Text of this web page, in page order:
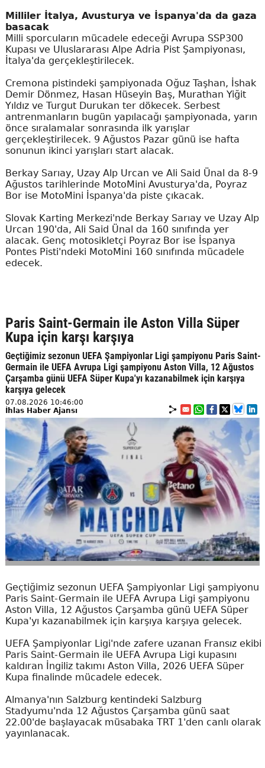
Milliler İtalya, Avusturya ve İspanya'da da gaza
basacak
Milli sporcuların mücadele edeceği Avrupa SSP300
Kupası ve Uluslararası Alpe Adria Pist Şampiyonası,
İtalya'da gerçekleştirilecek.
Cremona pistindeki şampiyonada Oğuz Taşhan, İshak
Demir Dönmez, Hasan Hüseyin Baş, Murathan Yiğit
Yıldız ve Turgut Durukan ter dökecek. Serbest
antrenmanların bugün yapılacağı şampiyonada, yarın
önce sıralamalar sonrasında ilk yarışlar
gerçekleştirilecek. 9 Ağustos Pazar günü ise hafta
sonunun ikinci yarışları start alacak.
Berkay Sarıay, Uzay Alp Urcan ve Ali Said Ünal da 8-9
Ağustos tarihlerinde MotoMini Avusturya'da, Poyraz
Bor ise MotoMini İspanya'da piste çıkacak.
Slovak Karting Merkezi'nde Berkay Sarıay ve Uzay Alp
Urcan 190'da, Ali Said Ünal da 160 sınıfında yer
alacak. Genç motosikletçi Poyraz Bor ise İspanya
Pontes Pisti'ndeki MotoMini 160 sınıfında mücadele
edecek.
Paris Saint-Germain ile Aston Villa Süper
Kupa için karşı karşıya
Geçtiğimiz sezonun UEFA Şampiyonlar Ligi şampiyonu Paris Saint-
Germain ile UEFA Avrupa Ligi şampiyonu Aston Villa, 12 Ağustos
Çarşamba günü UEFA Süper Kupa'yı kazanabilmek için karşıya
karşıya gelecek
07.08.2026 10:46:00
İhlas Haber Ajansı
Geçtiğimiz sezonun UEFA Şampiyonlar Ligi şampiyonu
Paris Saint-Germain ile UEFA Avrupa Ligi şampiyonu
Aston Villa, 12 Ağustos Çarşamba günü UEFA Süper
Kupa'yı kazanabilmek için karşıya karşıya gelecek.
UEFA Şampiyonlar Ligi'nde zafere uzanan Fransız ekibi
Paris Saint-Germain ile UEFA Avrupa Ligi kupasını
kaldıran İngiliz takımı Aston Villa, 2026 UEFA Süper
Kupa finalinde mücadele edecek.
Almanya'nın Salzburg kentindeki Salzburg
Stadyumu'nda 12 Ağustos Çarşamba günü saat
22.00'de başlayacak müsabaka TRT 1'den canlı olarak
yayınlanacak.